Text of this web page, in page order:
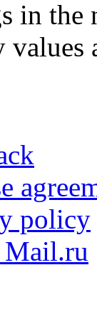
in the
values
policy